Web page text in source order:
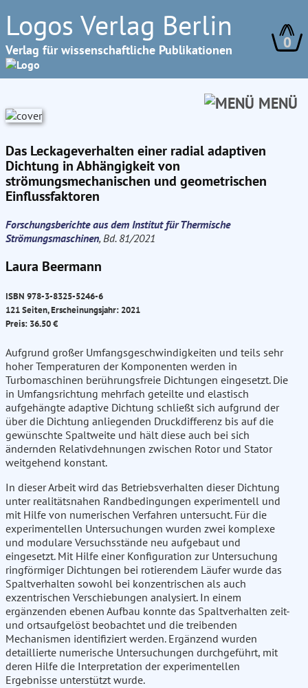
Logos Verlag Berlin
Verlag für wissenschaftliche Publikationen 0
MENÜ
Das Leckageverhalten einer radial adaptiven
Dichtung in Abhängigkeit von
strömungsmechanischen und geometrischen
Einflussfaktoren
Forschungsberichte aus dem Institut für Thermische
Strömungsmaschinen, Bd. 81/2021
Laura Beermann
ISBN 978-3-8325-5246-6
121 Seiten, Erscheinungsjahr: 2021
Preis: 36.50 €
Aufgrund großer Umfangsgeschwindigkeiten und teils sehr
hoher Temperaturen der Komponenten werden in
Turbomaschinen berührungsfreie Dichtungen eingesetzt. Die
in Umfangsrichtung mehrfach geteilte und elastisch
aufgehängte adaptive Dichtung schließt sich aufgrund der
über die Dichtung anliegenden Druckdifferenz bis auf die
gewünschte Spaltweite und hält diese auch bei sich
ändernden Relativdehnungen zwischen Rotor und Stator
weitgehend konstant.
In dieser Arbeit wird das Betriebsverhalten dieser Dichtung
unter realitätsnahen Randbedingungen experimentell und
mit Hilfe von numerischen Verfahren untersucht. Für die
experimentellen Untersuchungen wurden zwei komplexe
und modulare Versuchsstände neu aufgebaut und
eingesetzt. Mit Hilfe einer Konfiguration zur Untersuchung
ringförmiger Dichtungen bei rotierendem Läufer wurde das
Spaltverhalten sowohl bei konzentrischen als auch
exzentrischen Verschiebungen analysiert. In einem
ergänzenden ebenen Aufbau konnte das Spaltverhalten zeit-
und ortsaufgelöst beobachtet und die treibenden
Mechanismen identifiziert werden. Ergänzend wurden
detaillierte numerische Untersuchungen durchgeführt, mit
deren Hilfe die Interpretation der experimentellen
Ergebnisse unterstützt wurde.